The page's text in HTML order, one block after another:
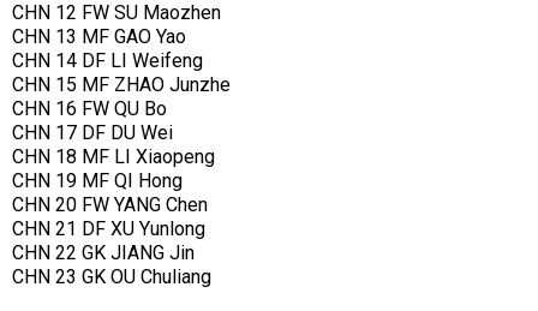
CHN 12 FW SU Maozhen
CHN 13 MF GAO Yao
CHN 14 DF LI Weifeng
CHN 15 MF ZHAO Junzhe
CHN 16 FW QU Bo
CHN 17 DF DU Wei
CHN 18 MF LI Xiaopeng
CHN 19 MF QI Hong
CHN 20 FW YANG Chen
CHN 21 DF XU Yunlong
CHN 22 GK JIANG Jin
CHN 23 GK OU Chuliang